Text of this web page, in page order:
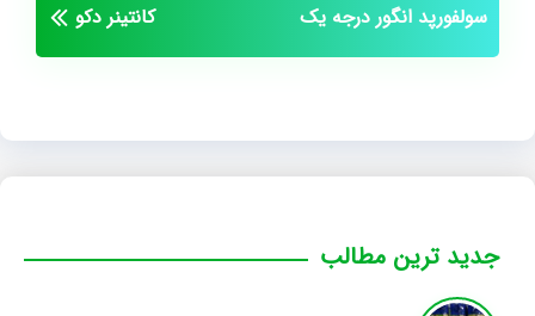
سولفورپد انگور درجه یک
کانتینر دکو
جدید ترین مطالب